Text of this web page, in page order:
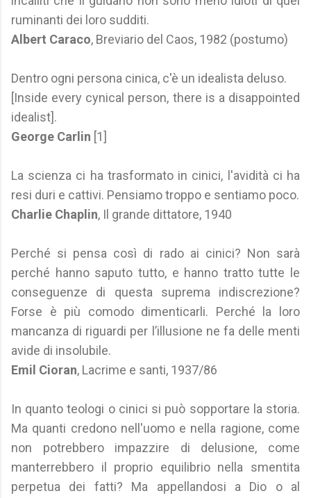
ruminanti dei loro sudditi.
Albert Caraco, Breviario del Caos, 1982 (postumo)
Dentro ogni persona cinica, c'è un idealista deluso.
[Inside every cynical person, there is a disappointed
idealist].
George Carlin [1]
La scienza ci ha trasformato in cinici, l'avidità ci ha
resi duri e cattivi. Pensiamo troppo e sentiamo poco.
Charlie Chaplin, Il grande dittatore, 1940
Perché si pensa così di rado ai cinici? Non sarà
perché hanno saputo tutto, e hanno tratto tutte le
conseguenze di questa suprema indiscrezione?
Forse è più comodo dimenticarli. Perché la loro
mancanza di riguardi per l’illusione ne fa delle menti
avide di insolubile.
Emil Cioran, Lacrime e santi, 1937/86
In quanto teologi o cinici si può sopportare la storia.
Ma quanti credono nell'uomo e nella ragione, come
non potrebbero impazzire di delusione, come
manterrebbero il proprio equilibrio nella smentita
perpetua dei fatti? Ma appellandosi a Dio o al